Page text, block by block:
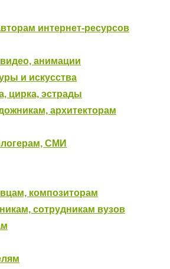
интернет-ресурсов
анимации
и искусства
цирка, эстрады
архитекторам
СМИ
композиторам
сотрудникам вузов